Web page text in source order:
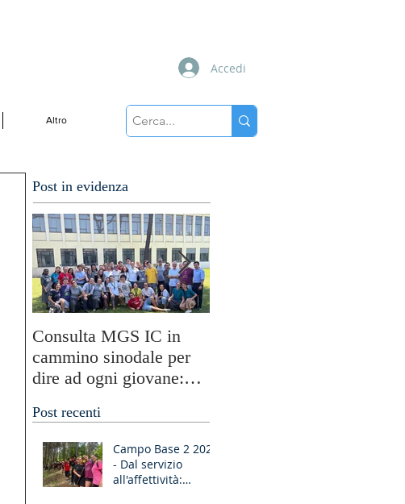
Altro
Accedi
Post in evidenza
Consulta MGS IC in
cammino sinodale per
dire ad ogni giovane:
Alzati!”
Post recenti
Campo Base 2 2026
- Dal servizio
all'affettività: